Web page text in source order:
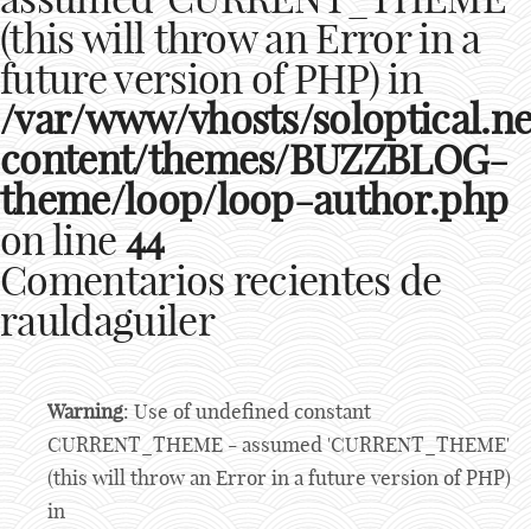
(this will throw an Error in a
future version of PHP) in
/var/www/vhosts/
content/themes/BUZZBLOG-
theme/loop/loop-author.php
on line44
Comentarios recientes de
rauldaguiler
Warning: Use of undefined constant
CURRENT_THEME - assumed 'CURRENT_THEME'
(this will throw an Error in a future version of PHP)
in